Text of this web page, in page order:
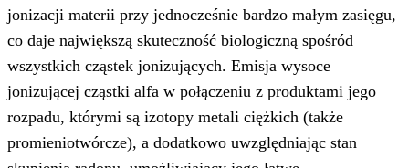
jonizacji materii przy jednocześnie bardzo małym zasięgu,
co daje największą skuteczność biologiczną spośród
wszystkich cząstek jonizujących. Emisja wysoce
jonizującej cząstki alfa w połączeniu z produktami jego
rozpadu, którymi są izotopy metali ciężkich (także
promieniotwórcze), a dodatkowo uwzględniając stan